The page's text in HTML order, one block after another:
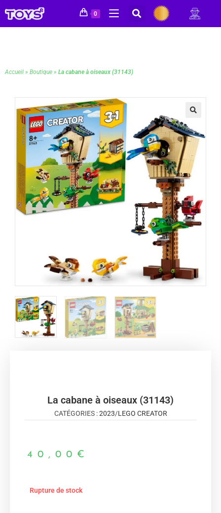
0
Accueil » Boutique » La cabane à oiseaux (31143)
La cabane à oiseaux (31143)
CATÉGORIES :2023/LEGO CREATOR
40,00 €
Rupture de stock